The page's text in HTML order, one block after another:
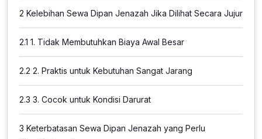
2 Kelebihan Sewa Dipan Jenazah Jika Dilihat Secara Jujur
2.1 1. Tidak Membutuhkan Biaya Awal Besar
2.2 2. Praktis untuk Kebutuhan Sangat Jarang
2.3 3. Cocok untuk Kondisi Darurat
3 Keterbatasan Sewa Dipan Jenazah yang Perlu